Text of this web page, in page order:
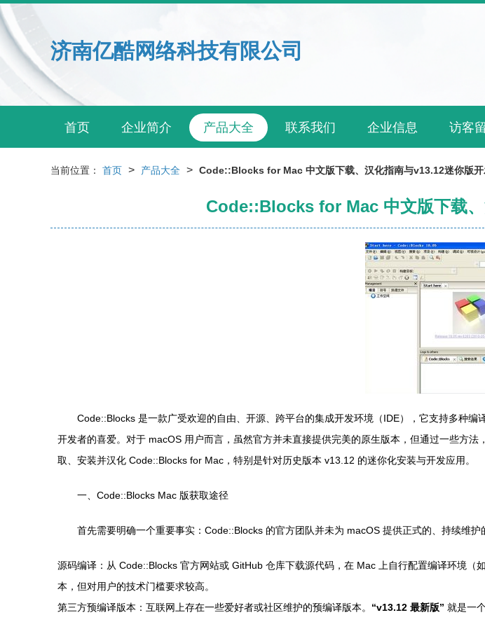
济南亿酷网络科技有限公司
首页 企业简介 产品大全 联系我们 企业信息 访客
当前位置： 首页 > 产品大全 > Code::Blocks for Mac 中文版下载、汉化指南与v13.12迷你版开
Code::Blocks for Mac 中文版下载
Code::Blocks 是一款广受欢迎的自由、开源、跨平台的集成开发环境（IDE），它支持多种
开发者的喜爱。对于 macOS 用户而言，虽然官方并未直接提供完美的原生版本，但通过一些方
取、安装并汉化 Code::Blocks for Mac，特别是针对历史版本 v13.12 的迷你化安装与开发应用。
一、Code::Blocks Mac 版获取途径
首先需要明确一个重要事实：Code::Blocks 的官方团队并未为 macOS 提供正式的、持续维
源码编译：从 Code::Blocks 官方网站或 GitHub 仓库下载源代码，在 Mac 上自行配置编译环境
本，但对用户的技术门槛要求较高。
第三方预编译版本：互联网上存在一些爱好者或社区维护的预编译版本。 “v13.12 最新版” 就是一